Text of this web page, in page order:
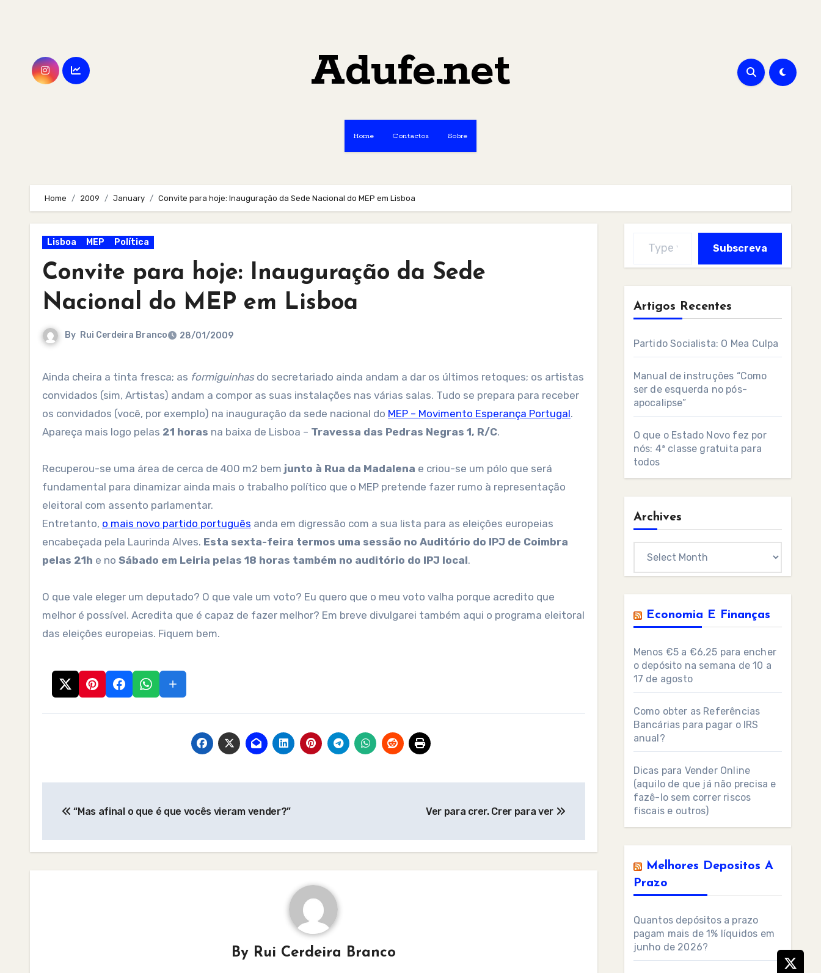
Adufe.net
Home Contactos Sobre
Home 2009 January Convite para hoje: Inauguração da Sede Nacional do MEP em Lisboa
Lisboa MEP Política
Convite para hoje: Inauguração da Sede
Nacional do MEP em Lisboa
By Rui Cerdeira Branco 28/01/2009
Ainda cheira a tinta fresca; as formiguinhasdo secretariado ainda andam a dar os últimos retoques; os artistas
convidados (sim, Artistas) andam a compor as suas instalações nas várias salas. Tudo se prepara para receber
os convidados (você, por exemplo) na inauguração da sede nacional do MEP – Movimento Esperança Portugal.
Apareça mais logo pelas 21 horas na baixa de Lisboa – Travessa das Pedras Negras 1, R/C.
Recuperou-se uma área de cerca de 400 m2 bem junto à Rua da Madalena e criou-se um pólo que será
fundamental para dinamizar ainda mais o trabalho político que o MEP pretende fazer rumo à representação
eleitoral com assento parlamentar.
Entretanto, o mais novo partido português anda em digressão com a sua lista para as eleições europeias
encabeçada pela Laurinda Alves. Esta sexta-feira termos uma sessão no Auditório do IPJ de Coimbra
pelas 21h e no Sábado em Leiria pelas 18 horas também no auditório do IPJ local.
O que vale eleger um deputado? O que vale um voto? Eu quero que o meu voto valha porque acredito que
melhor é possível. Acredita que é capaz de fazer melhor? Em breve divulgarei também aqui o programa eleitoral
das eleições europeias. Fiquem bem.
navigation
“Mas afinal o que é que vocês vieram vender?” Ver para crer. Crer para ver
By Rui Cerdeira Branco
Subscreva
Artigos Recentes
Partido Socialista: O Mea Culpa
Manual de instruções “Como
ser de esquerda no pós-
apocalipse”
O que o Estado Novo fez por
nós: 4ª classe gratuita para
todos
Archives
Economia E Finanças
Menos €5 a €6,25 para encher
o depósito na semana de 10 a
17 de agosto
Como obter as Referências
Bancárias para pagar o IRS
anual?
Dicas para Vender Online
(aquilo de que já não precisa e
fazê-lo sem correr riscos
fiscais e outros)
Melhores Depositos A
Prazo
Quantos depósitos a prazo
pagam mais de 1% líquidos em
junho de 2026?